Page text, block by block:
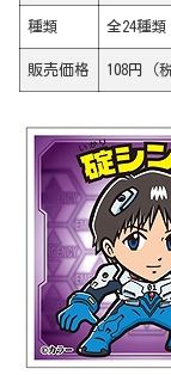
種類 全24種
販売価格 108円（